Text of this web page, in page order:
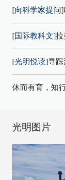
[向科学家提问]
[国际教科文]拉
[光明悦读]寻
休而有育，知
光明图片